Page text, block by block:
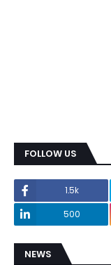
FOLLOW US
1.5k
500
NEWS